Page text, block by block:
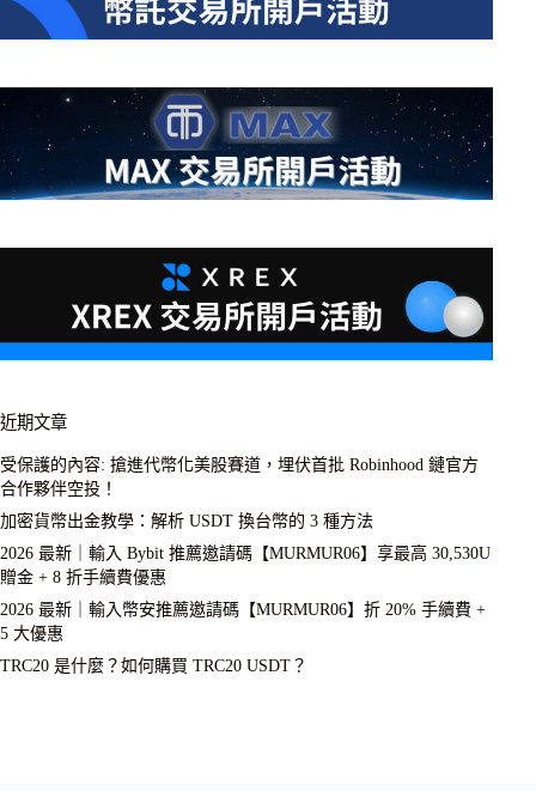
近期文章
受保護的內容: 搶進代幣化美股賽道，埋伏首批 Robinhood 鏈官方
合作夥伴空投！
加密貨幣出金教學：解析 USDT 換台幣的 3 種方法
2026 最新｜輸入 Bybit 推薦邀請碼【MURMUR06】享最高 30,530U
贈金 + 8 折手續費優惠
2026 最新｜輸入幣安推薦邀請碼【MURMUR06】折 20% 手續費 +
5 大優惠
TRC20 是什麼？如何購買 TRC20 USDT？